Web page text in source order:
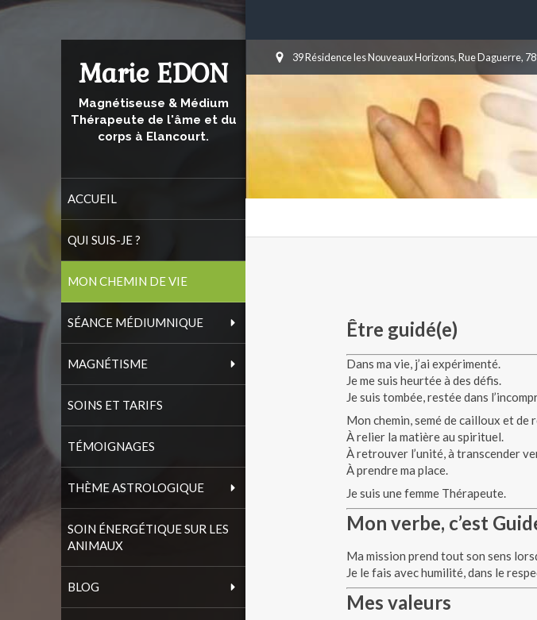
Marie EDON
Magnétiseuse & Médium
Thérapeute de l'âme et du
corps à Elancourt.
ACCUEIL
QUI SUIS-JE ?
MON CHEMIN DE VIE
SÉANCE MÉDIUMNIQUE
MAGNÉTISME
SOINS ET TARIFS
TÉMOIGNAGES
THÈME ASTROLOGIQUE
SOIN ÉNERGÉTIQUE SUR LES
ANIMAUX
BLOG
39 Résidence les Nouveaux Horizons, Rue Daguerre,
Être guidé(e)
Dans ma vie, j’ai expérimenté.
Je me suis heurtée à des défis.
Je suis tombée, restée dans
Mon chemin, semé de cailloux et de
À relier la matière au spirituel.
À retrouver l’unité, à transcender
À prendre ma place.
Je suis une femme Thérapeute.
Mon verbe, c’est
Ma mission prend tout son sens
Je le fais avec humilité, dans le
Mes valeurs